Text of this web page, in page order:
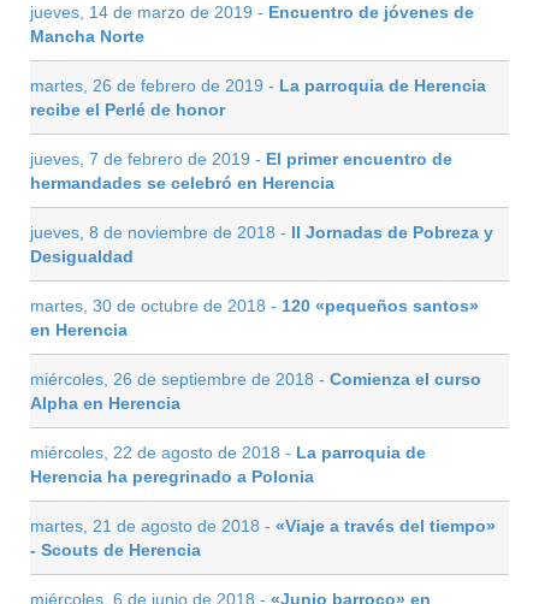
jueves, 14 de marzo de 2019 - Encuentro de jóvenes de
Mancha Norte
martes, 26 de febrero de 2019 - La parroquia de Herencia
recibe el Perlé de honor
jueves, 7 de febrero de 2019 - El primer encuentro de
hermandades se celebró en Herencia
jueves, 8 de noviembre de 2018 - II Jornadas de Pobreza y
Desigualdad
martes, 30 de octubre de 2018 - 120 «pequeños santos»
en Herencia
miércoles, 26 de septiembre de 2018 - Comienza el curso
Alpha en Herencia
miércoles, 22 de agosto de 2018 - La parroquia de
Herencia ha peregrinado a Polonia
martes, 21 de agosto de 2018 - «Viaje a través del tiempo»
- Scouts de Herencia
miércoles, 6 de junio de 2018 - «Junio barroco» en